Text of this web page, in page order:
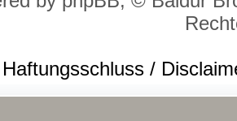
Haftungsschluss /